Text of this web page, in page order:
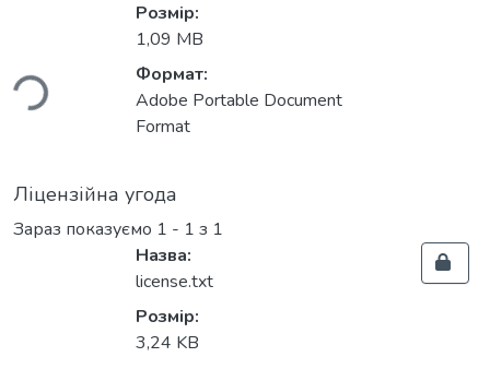
Розмір:
1,09 MB
Формат:
Adobe Portable Document
Format
Ліцензійна угода
Зараз показуємо 1 - 1 з 1
Назва:
license.txt
Розмір:
3,24 KB